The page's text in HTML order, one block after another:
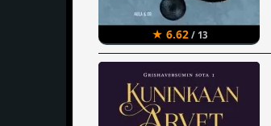
★ 6.62/ 13